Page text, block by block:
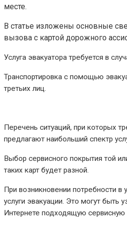
месте.
В статье изложены основные
вызова с картой дорожного
Услуга эвакуатора требуется в
Транспортировка с помощью
третьих лиц.
Перечень ситуаций, при которых
предлагают наибольший спектр
Выбор сервисного покрытия той
таких карт будет разной.
При возникновении потребности
услуги эвакуации. Это могут быть
Интернете подходящую сервисную